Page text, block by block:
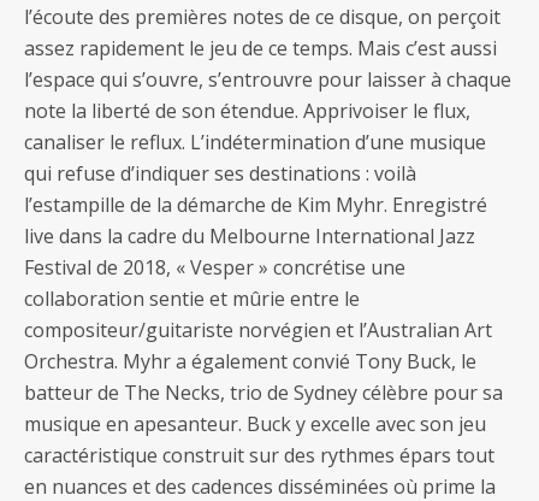
l’écoute des premières notes de ce disque, on perçoit
assez rapidement le jeu de ce temps. Mais c’est aussi
l’espace qui s’ouvre, s’entrouvre pour laisser à chaque
note la liberté de son étendue. Apprivoiser le flux,
canaliser le reflux. L’indétermination d’une musique
qui refuse d’indiquer ses destinations : voilà
l’estampille de la démarche de Kim Myhr. Enregistré
live dans la cadre du Melbourne International Jazz
Festival de 2018, « Vesper » concrétise une
collaboration sentie et mûrie entre le
compositeur/guitariste norvégien et l’Australian Art
Orchestra. Myhr a également convié Tony Buck, le
batteur de The Necks, trio de Sydney célèbre pour sa
musique en apesanteur. Buck y excelle avec son jeu
caractéristique construit sur des rythmes épars tout
en nuances et des cadences disséminées où prime la